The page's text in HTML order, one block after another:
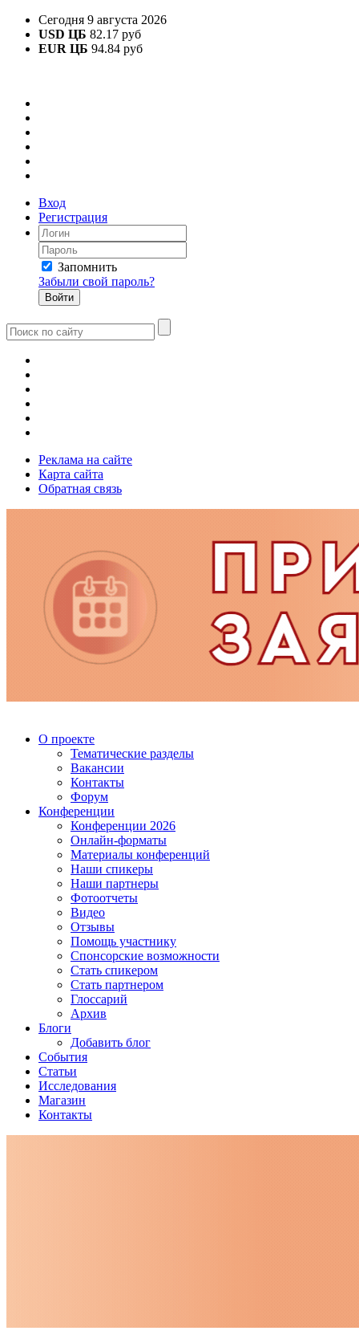
Сегодня 9 августа 2026
USD ЦБ 82.17 руб
EUR ЦБ 94.84 руб
Вход
Регистрация
Запомнить
Забыли свой пароль?
Реклама на сайте
Карта сайта
Обратная связь
О проекте
Тематические разделы
Вакансии
Контакты
Форум
Конференции
Конференции 2026
Онлайн-форматы
Материалы конференций
Наши спикеры
Наши партнеры
Фотоотчеты
Видео
Отзывы
Помощь участнику
Спонсорские возможности
Стать спикером
Стать партнером
Глоссарий
Архив
Блоги
Добавить блог
События
Статьи
Исследования
Магазин
Контакты